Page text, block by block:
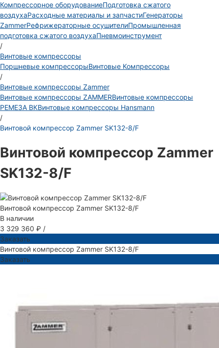
Компрессорное оборудованиеПодготовка сжатого
воздухаРасходные материалы и запчастиГенераторы
ZammerРефрижераторные осушителиПромышленная
подготовка сжатого воздухаПневмоинструмент
/
Винтовые компрессоры
Поршневые компрессорыВинтовые Компрессоры
/
Винтовые компрессоры Zammer
Винтовые компрессоры ZAMMERВинтовые компрессоры
РЕМЕЗА ВКВинтовые компрессоры Hansmann
/
Винтовой компрессор Zammer SK132-8/F
Винтовой компрессор Zammer
SK132-8/F
Винтовой компрессор Zammer SK132-8/F
В наличии
3 329 360 ₽ /
Заказать
Винтовой компрессор Zammer SK132-8/F
Заказать